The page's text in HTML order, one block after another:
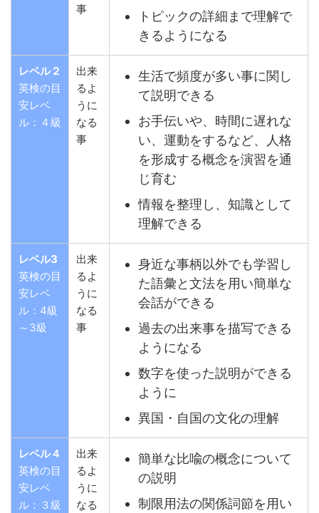
事
トピックの詳細まで理解で
きるようになる
レベル２
英検の目
安レベ
ル：４級
出来
るよ
うに
なる
事
生活で頻度が多い事に関し
て説明できる
お手伝いや、時間に遅れな
い、運動をするなど、人格
を形成する概念を演習を通
じ育む
情報を整理し、知識として
理解できる
レベル3
英検の目
安レベ
ル：4級
～3級
出来
るよ
うに
なる
事
身近な事柄以外でも学習し
た語彙と文法を用い簡単な
会話ができる
過去の出来事を描写できる
ようになる
数字を使った説明ができる
ように
異国・自国の文化の理解
レベル４
英検の目
安レベ
ル：３級
出来
るよ
うに
なる
簡単な比喩の概念について
の説明
制限用法の関係詞節を用い